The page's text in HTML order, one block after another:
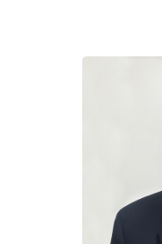
configuration